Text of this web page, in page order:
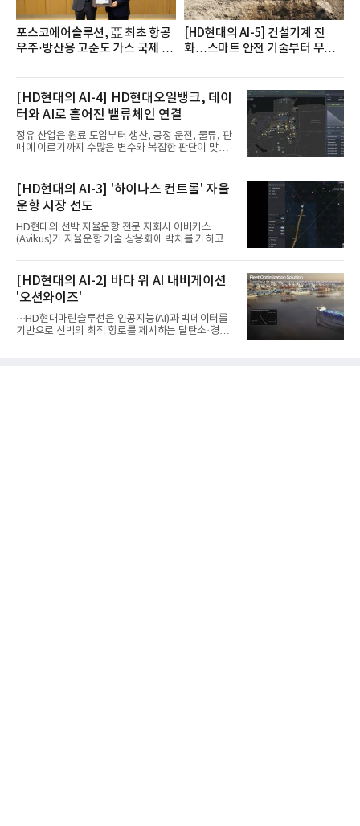
포스코에어솔루션, 亞 최초 항공
우주·방산용 고순도 가스 국제 인
[HD현대의 AI-5] 건설기계 진
화…스마트 안전 기술부터 무인
[HD현대의 AI-4] HD현대오일뱅크, 데이
터와 AI로 흩어진 밸류체인 연결
정유 산업은 원료 도입부터 생산, 공정 운전, 물류, 판
매에 이르기까지 수많은 변수와 복잡한 판단이 맞물
과 운영 효율에 직접적인 영향을 미치는 만큼, 데이터
를 얼마나 빠르고 정확하게 연결하고 활용하느냐가
기업경쟁력을 좌우하는 핵심 요소로 떠오르고 있다.
이러한 환경 속에서 HD현대오일뱅크는 인공지능(AI)
을 단순한 업무 자동화 도구로 보지 않고, 정유사의 밸
류체인(Value Chain) 전반을 연결하고 최적화하는 핵
심 기반으로 활용하고 있다.원유 선택과 도입, 생산계
흐름
[HD현대의 AI-3] '하이나스 컨트롤' 자율
운항 시장 선도
HD현대의 선박 자율운항 전문 자회사 아비커스
(Avikus)가 자율운항 기술 상용화에 박차를 가하고 있
율운항 시스템 ‘하이나스 컨트롤(HINAS Control)’에
대한 형식승인(Type Approval, TA)을 획득했다.이
번에 형식승인을 받은 ‘하이나스 컨트롤’은 인지-판
단-제어 기능을 통합한 자율운항 시스템으로, 주변 선
박과 장애물을 스스로 인식하고 운항 상황을 판단, 충
돌을 회피할 수 있도록 제어하는 솔루션이다. 특정 선
박이나 프로젝트에 한정되지 않고 다양한 선박에 범
[HD현대의 AI-2] 바다 위 AI 내비게이션
'오션와이즈'
···HD현대마린슬루선은 인공지능(AI)과 빅데이터를
기반으로 선박의 최적 항로를 제시하는 탈탄소·경제